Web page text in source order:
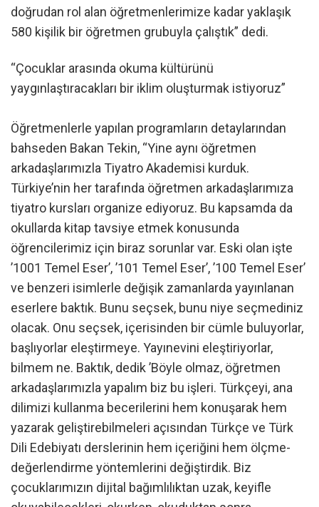
doğrudan rol alan öğretmenlerimize kadar yaklaşık
580 kişilik bir öğretmen grubuyla çalıştık” dedi.
“Çocuklar arasında okuma kültürünü
yaygınlaştıracakları bir iklim oluşturmak istiyoruz”
Öğretmenlerle yapılan programların detaylarından
bahseden Bakan Tekin, “Yine aynı öğretmen
arkadaşlarımızla Tiyatro Akademisi kurduk.
Türkiye’nin her tarafında öğretmen arkadaşlarımıza
tiyatro kursları organize ediyoruz. Bu kapsamda da
okullarda kitap tavsiye etmek konusunda
öğrencilerimiz için biraz sorunlar var. Eski olan işte
’1001 Temel Eser’, ’101 Temel Eser’, ’100 Temel Eser’
ve benzeri isimlerle değişik zamanlarda yayınlanan
eserlere baktık. Bunu seçsek, bunu niye seçmediniz
olacak. Onu seçsek, içerisinden bir cümle buluyorlar,
başlıyorlar eleştirmeye. Yayınevini eleştiriyorlar,
bilmem ne. Baktık, dedik ’Böyle olmaz, öğretmen
arkadaşlarımızla yapalım biz bu işleri. Türkçeyi, ana
dilimizi kullanma becerilerini hem konuşarak hem
yazarak geliştirebilmeleri açısından Türkçe ve Türk
Dili Edebiyatı derslerinin hem içeriğini hem ölçme-
değerlendirme yöntemlerini değiştirdik. Biz
çocuklarımızın dijital bağımlılıktan uzak, keyifle